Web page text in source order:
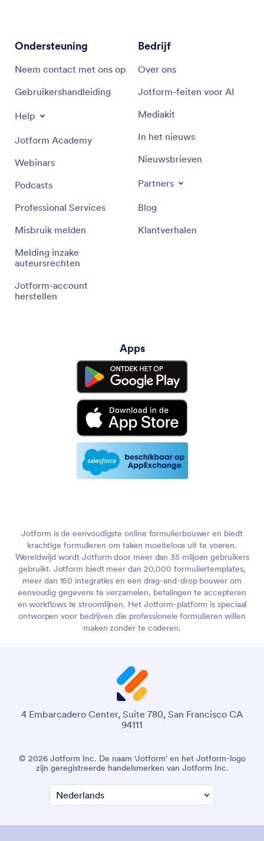
Ondersteuning
Neem contact met ons op
Gebruikershandleiding
Help
Jotform Academy
Webinars
Podcasts
Professional Services
Misbruik melden
Melding inzake
auteursrechten
Jotform-account
herstellen
Bedrijf
Over ons
Jotform-feiten voor AI
Mediakit
In het nieuws
Nieuwsbrieven
Partners
Blog
Klantverhalen
Apps
Jotform is de eenvoudigste online formulierbouwer en biedt
krachtige formulieren om taken moeiteloos uit te voeren.
Wereldwijd wordt Jotform door meer dan 35 miljoen gebruikers
gebruikt. Jotform biedt meer dan 20,000 formuliertemplates,
meer dan 150 integraties en een drag-and-drop bouwer om
eenvoudig gegevens te verzamelen, betalingen te accepteren
en workflows te stroomlijnen. Het Jotform-platform is speciaal
ontworpen voor bedrijven die professionele formulieren willen
maken zonder te coderen.
4 Embarcadero Center, Suite 780, San Francisco CA
94111
© 2026 Jotform Inc. De naam 'Jotform' en het Jotform-logo
zijn geregistreerde handelsmerken van Jotform Inc.